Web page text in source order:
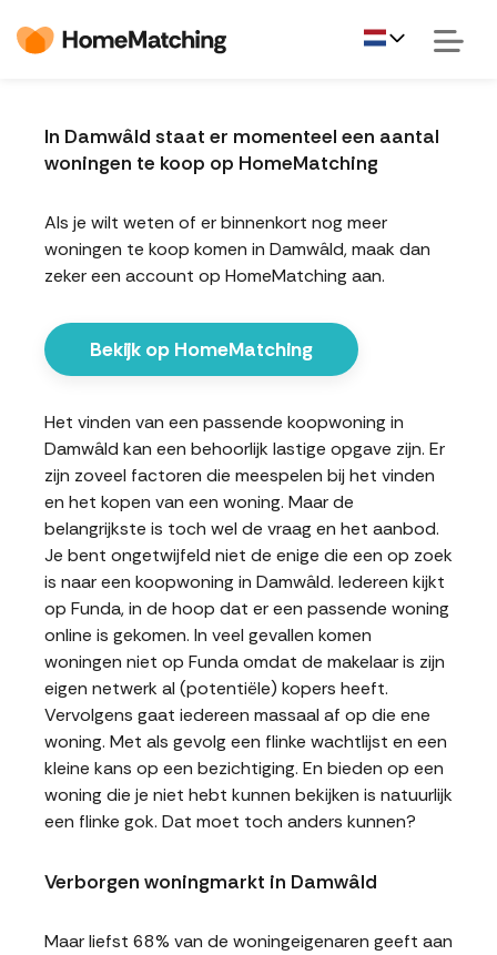
In Damwâld staat er momenteel een aantal
woningen te koop op HomeMatching
Als je wilt weten of er binnenkort nog meer
woningen te koop komen in Damwâld, maak dan
zeker een account op HomeMatching aan.
Bekijk op HomeMatching
Het vinden van een passende koopwoning in
Damwâld kan een behoorlijk lastige opgave zijn. Er
zijn zoveel factoren die meespelen bij het vinden
en het kopen van een woning. Maar de
belangrijkste is toch wel de vraag en het aanbod.
Je bent ongetwijfeld niet de enige die een op zoek
is naar een koopwoning in Damwâld. Iedereen kijkt
op Funda, in de hoop dat er een passende woning
online is gekomen. In veel gevallen komen
woningen niet op Funda omdat de makelaar is zijn
eigen netwerk al (potentiële) kopers heeft.
Vervolgens gaat iedereen massaal af op die ene
woning. Met als gevolg een flinke wachtlijst en een
kleine kans op een bezichtiging. En bieden op een
woning die je niet hebt kunnen bekijken is natuurlijk
een flinke gok. Dat moet toch anders kunnen?
Verborgen woningmarkt in Damwâld
Maar liefst 68% van de woningeigenaren geeft aan